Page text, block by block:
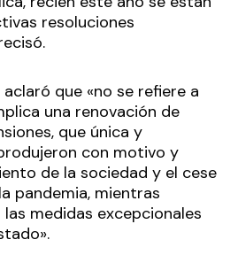
resoluciones
que «no se refiere a
una renovación de
que única y
con motivo y
de la sociedad y el cese
pandemia, mientras
medidas excepcionales